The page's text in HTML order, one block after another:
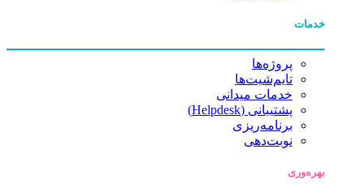
خدمات
پروژه‌ها
تایم‌شیت‌ها
خدمات میدانی
پشتیبانی (Helpdesk)
برنامه‌ریزی
نوبت‌دهی
بهره‌وری